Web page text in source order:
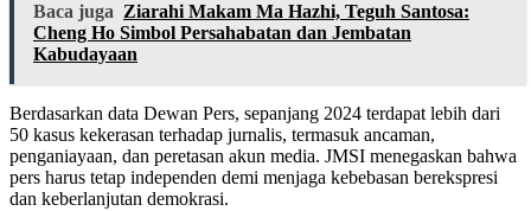
Baca juga Ziarahi Makam Ma Hazhi, Teguh Santosa:
Cheng Ho Simbol Persahabatan dan Jembatan
Kabudayaan
Berdasarkan data Dewan Pers, sepanjang 2024 terdapat lebih dari
50 kasus kekerasan terhadap jurnalis, termasuk ancaman,
penganiayaan, dan peretasan akun media. JMSI menegaskan bahwa
pers harus tetap independen demi menjaga kebebasan berekspresi
dan keberlanjutan demokrasi.